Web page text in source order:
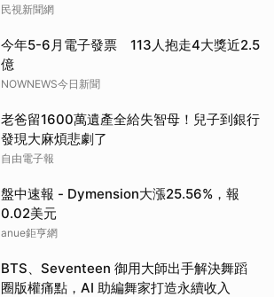
民視新聞網
今年5-6月電子發票 113人抱走4大獎近2.5
億
NOWNEWS今日新聞
老爸留1600萬遺產全給失智母！兒子到銀行
發現大麻煩悲劇了
自由電子報
盤中速報 - Dymension大漲25.56%，報
0.02美元
anue鉅亨網
BTS、Seventeen 御用大師出手解決舞蹈
圈版權痛點，AI 助編舞家打造永續收入